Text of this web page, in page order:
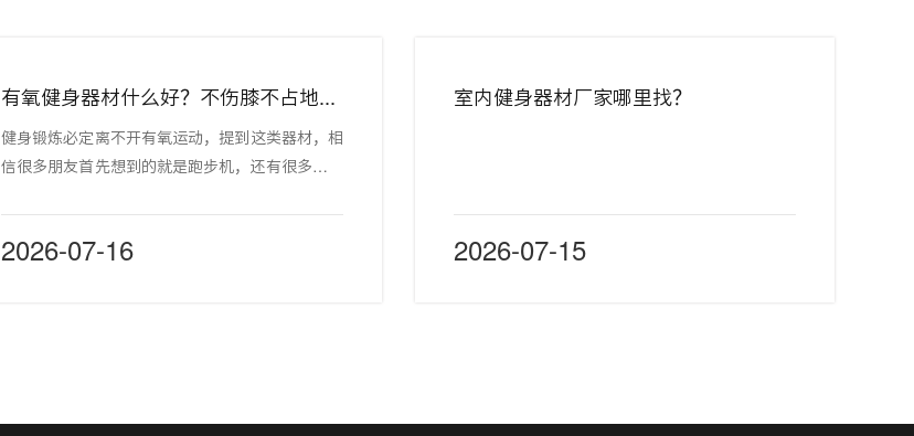
健身锻炼必定离不开有氧运动，提到这类器材，相
信很多朋友首先想到的就是跑步机，还有很多器材
中的明星产品。一起来了解下吧~
2026-07-16
室内健身器材厂家哪里找？
2026-07-15